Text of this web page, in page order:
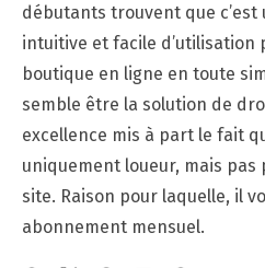
débutants trouvent que
intuitive et facile d’utilisation
boutique en ligne en toute
semble être la solution de
excellence mis à part le fait
uniquement loueur, mais
site. Raison pour laquelle, il
abonnement mensuel.